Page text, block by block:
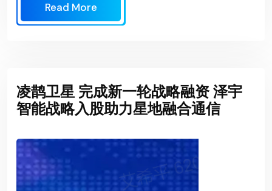
Read More
凌鹊卫星 完成新一轮战略融资 泽宇
智能战略入股助力星地融合通信